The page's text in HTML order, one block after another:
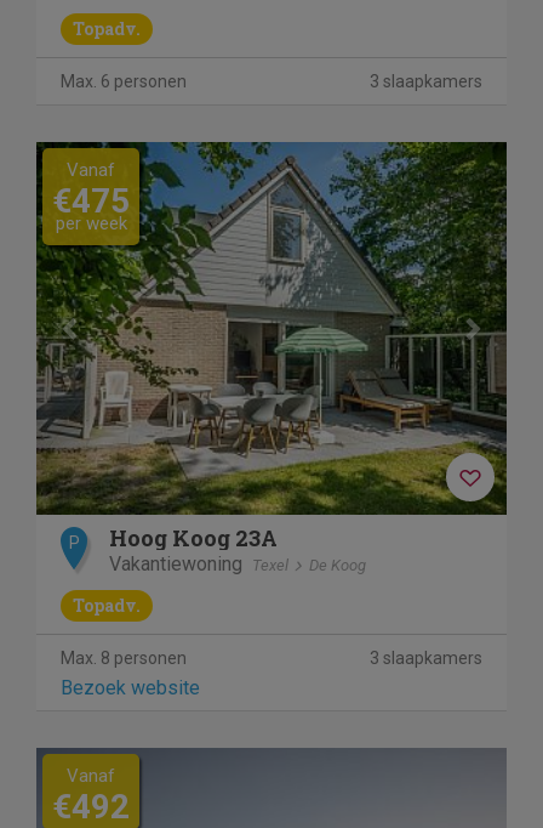
Topadv.
Max. 6 personen 3 slaapkamers
Previous Next
Vanaf
€475
per week
P Hoog Koog 23A
Vakantiewoning Texel De Koog
Topadv.
Max. 8 personen 3 slaapkamers
Bezoek website
Vanaf
€492